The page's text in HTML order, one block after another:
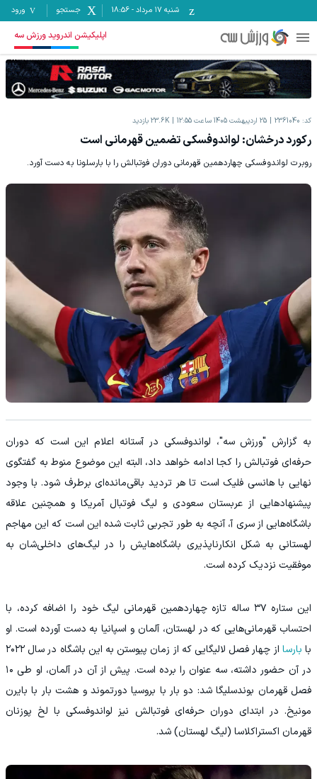
شنبه ۱۷ مرداد -
18:56 جستجو ورود
اپلیکیشن اندروید ورزش سه
کد: 2361040 25 اردیبهشت 1405 ساعت 12:55 23.6K بازدید
رکورد درخشان: لواندوفسکی تضمین قهرمانی است
روبرت لواندوفسکی چهاردهمین قهرمانی دوران فوتبالش را با بارسلونا به دست آورد.
به گزارش "ورزش سه"، لواندوفسکی در آستانه اعلام این است که دوران
حرفه‌ای فوتبالش را کجا ادامه خواهد داد، البته این موضوع منوط به گفتگوی
نهایی با هانسی فلیک است تا هر تردید باقی‌مانده‌ای برطرف شود. با وجود
پیشنهادهایی از عربستان سعودی و لیگ فوتبال آمریکا و همچنین علاقه
باشگاه‌هایی از سری‌ آ، آنچه به‌ طور تجربی ثابت شده این است که این مهاجم
لهستانی به شکل انکارناپذیری باشگاه‌هایش را در لیگ‌های داخلی‌شان به
موفقیت نزدیک کرده است.
این ستاره ۳۷ ساله تازه چهاردهمین قهرمانی لیگ خود را اضافه کرده، با
احتساب قهرمانی‌هایی که در لهستان، آلمان و اسپانیا به دست آورده است. او
با بارسا
از چهار فصل لالیگایی که از زمان پیوستن به این باشگاه در سال ۲۰۲۲
در آن حضور داشته، سه عنوان را برده است. پیش از آن در آلمان، او طی ۱۰
فصل قهرمان بوندسلیگا شد: دو بار با بروسیا دورتموند و هشت بار با بایرن
مونیخ. در ابتدای دوران حرفه‌ای فوتبالش نیز لواندوفسکی با لخ پوزنان
قهرمان اکستراکلاسا (لیگ لهستان) شد.